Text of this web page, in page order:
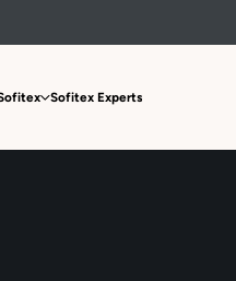
Sofitex Experts
Offre non trouvée